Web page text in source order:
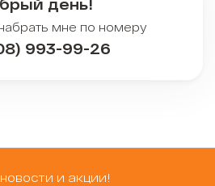
день!
мне по номеру
993-99-26
и акции!